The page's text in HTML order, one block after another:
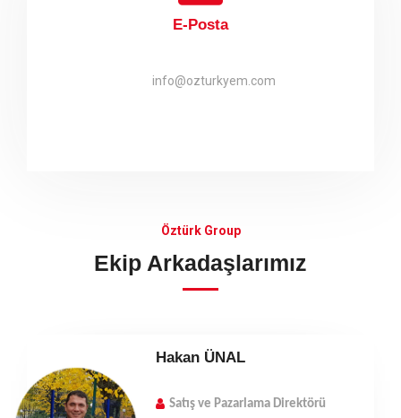
E-Posta
info@ozturkyem.com
Öztürk Group
Ekip Arkadaşlarımız
Hakan ÜNAL
Satış ve Pazarlama Direktörü